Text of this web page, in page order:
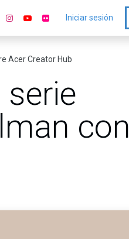
Iniciar sesión
Acer Creator Hub
con